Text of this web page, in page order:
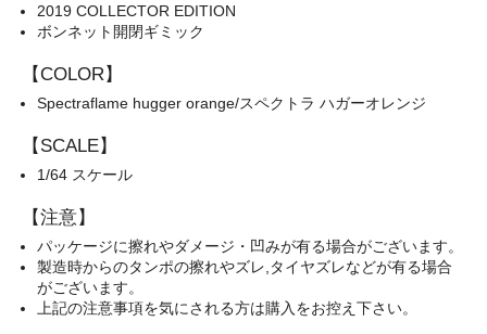
2019 COLLECTOR EDITION
ボンネット開閉ギミック
【COLOR】
Spectraflame hugger orange/スペクトラ ハガーオレンジ
【SCALE】
1/64 スケール
【注意】
パッケージに擦れやダメージ・凹みが有る場合がございます。
製造時からのタンポの擦れやズレ,タイヤズレなどが有る場合
がございます。
上記の注意事項を気にされる方は購入をお控え下さい。